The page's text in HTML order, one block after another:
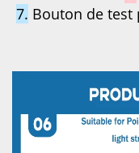
7. Bouton de